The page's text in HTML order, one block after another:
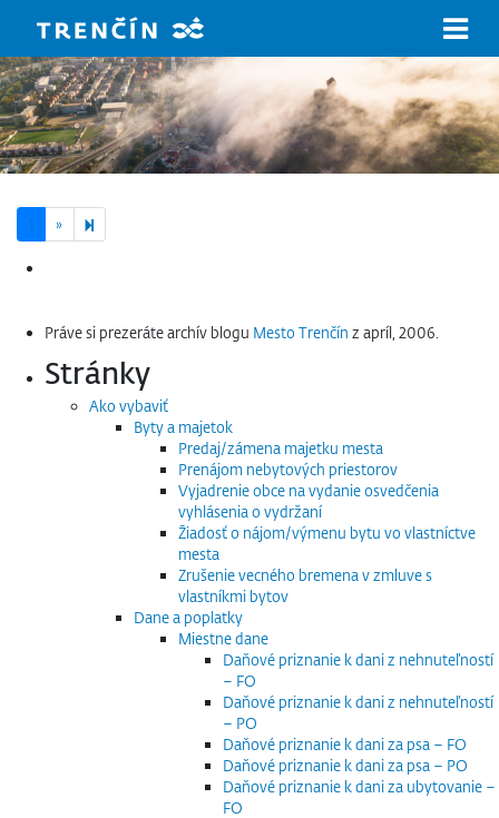
1 » Next page
2
Práve si prezeráte archív blogu Mesto Trenčín z apríl, 2006.
Stránky
Ako vybaviť
Byty a majetok
Predaj/zámena majetku mesta
Prenájom nebytových priestorov
Vyjadrenie obce na vydanie osvedčenia
vyhlásenia o vydržaní
Žiadosť o nájom/výmenu bytu vo vlastníctve
mesta
Zrušenie vecného bremena v zmluve s
vlastníkmi bytov
Dane a poplatky
Miestne dane
Daňové priznanie k dani z nehnuteľností
– FO
Daňové priznanie k dani z nehnuteľností
– PO
Daňové priznanie k dani za psa – FO
Daňové priznanie k dani za psa – PO
Daňové priznanie k dani za ubytovanie –
FO